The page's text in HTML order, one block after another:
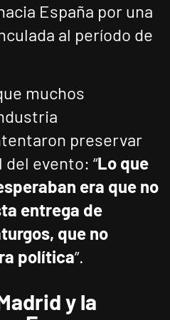
España por una
al período de
muchos
preservar
evento: “Lo que
era que no
entrega de
que no
política”.
y la